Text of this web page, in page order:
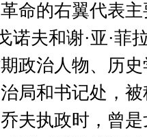
命的右翼代表主
诺夫和谢·亚·菲
政治人物、历
局和书记处，
夫执政时，曾